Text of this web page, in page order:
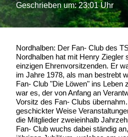
Geschrieben um: 23:01 Uhr
Nordhalben: Der Fan- Club des
Nordhalben hat mit Henry Ziegler
einzigen Ehrenvorsitzenden. Er
im Jahre 1978, als man bestrebt
Fan- Club "Die Löwen" ins Leben
war es, der von Anfang an
Vorsitz des Fan- Clubs
geschickter Weise
die Mitglieder zweieinhalb
Fan- Club wuchs dabei ständig